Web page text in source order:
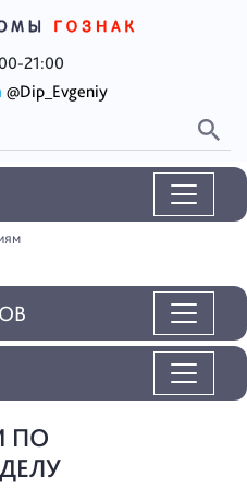
21:00
@Dip_Evgeniy
ПО